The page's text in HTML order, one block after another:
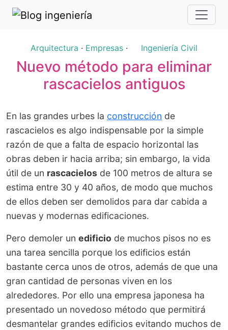
Arquitectura · Empresas · Ingeniería Civil
Nuevo método para eliminar
rascacielos antiguos
En las grandes urbes la construcción de
rascacielos es algo indispensable por la simple
razón de que a falta de espacio horizontal las
obras deben ir hacia arriba; sin embargo, la vida
útil de un rascacielos de 100 metros de altura se
estima entre 30 y 40 años, de modo que muchos
de ellos deben ser demolidos para dar cabida a
nuevas y modernas edificaciones.
Pero demoler un edificio de muchos pisos no es
una tarea sencilla porque los edificios están
bastante cerca unos de otros, además de que una
gran cantidad de personas viven en los
alrededores. Por ello una empresa japonesa ha
presentado un novedoso método que permitirá
desmantelar grandes edificios evitando muchos de